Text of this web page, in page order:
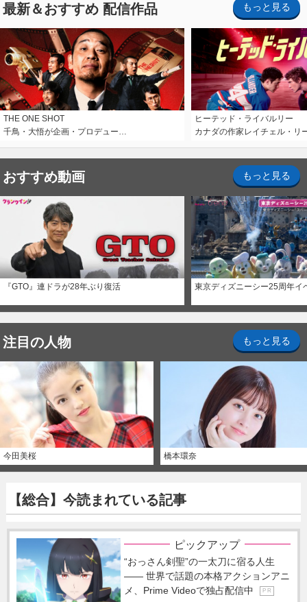
最新＆おすすめ 配信作品 もっと見る
THE ONE SHOT
千鳥・大悟が企画・プロデュー…
ヒーテッド・ライバルリー
カナダの作家レイチェル・リ
おすすめ動画 もっと見る
『GTO』連ドラが28年ぶり復活 東京ディズニーシー25周年イ
注目の人物 もっと見る
今田美桜 橋本環奈
【総合】今読まれている記事
ピックアップ
“おっさん剣聖”の一太刀に宿る人生
―― 世界で話題の本格アクションアニ
メ、Prime Videoで独占配信中
P R